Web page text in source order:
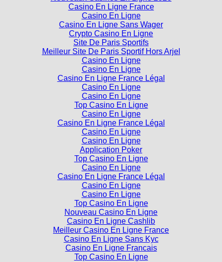
Casino En Ligne France
Casino En Ligne
Casino En Ligne Sans Wager
Crypto Casino En Ligne
Site De Paris Sportifs
Meilleur Site De Paris Sportif Hors Arjel
Casino En Ligne
Casino En Ligne
Casino En Ligne France Légal
Casino En Ligne
Casino En Ligne
Top Casino En Ligne
Casino En Ligne
Casino En Ligne France Légal
Casino En Ligne
Casino En Ligne
Application Poker
Top Casino En Ligne
Casino En Ligne
Casino En Ligne France Légal
Casino En Ligne
Casino En Ligne
Top Casino En Ligne
Nouveau Casino En Ligne
Casino En Ligne Cashlib
Meilleur Casino En Ligne France
Casino En Ligne Sans Kyc
Casino En Ligne Francais
Top Casino En Ligne